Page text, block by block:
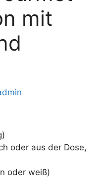
mit
oder aus der Dose,
oder weiß)